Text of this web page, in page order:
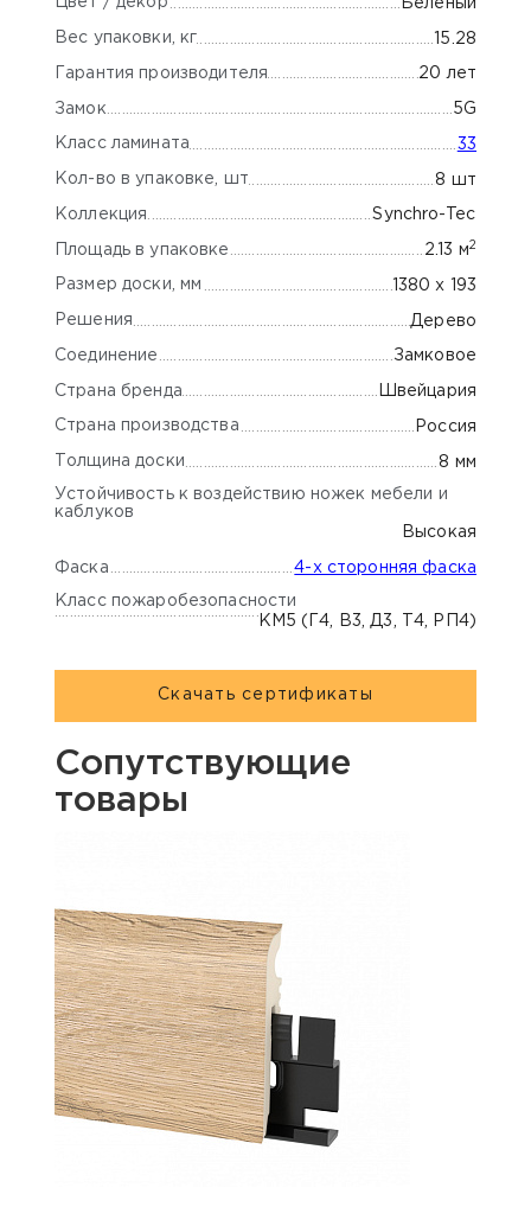
Цвет / декор Беленый
Вес упаковки, кг 15.28
Гарантия производителя 20 лет
Замок 5G
Класс ламината 33
Кол-во в упаковке, шт 8 шт
Коллекция Synchro-Tec
Площадь в упаковке 2.13 м 2
Размер доски, мм 1380 х 193
Решения Дерево
Соединение Замковое
Страна бренда Швейцария
Страна производства Россия
Толщина доски 8 мм
Устойчивость к воздействию ножек мебели и
каблуков
Высокая
Фаска 4-х сторонняя фаска
Класс пожаробезопасности
КМ5 (Г4, В3, Д3, Т4, РП4)
Скачать сертификаты
Сопутствующие
товары